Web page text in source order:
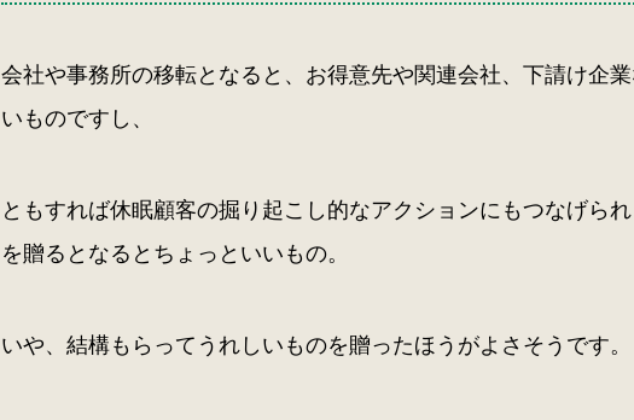
会社や事務所の移転となると、お得意先や関連会社、下請け企
いものですし、
ともすれば休眠顧客の掘り起こし的なアクションにもつなげら
を贈るとなるとちょっといいもの。
いや、結構もらってうれしいものを贈ったほうがよさそうです。